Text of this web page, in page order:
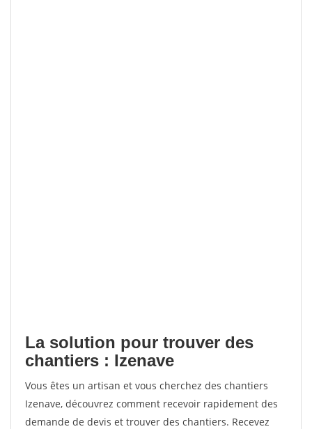
La solution pour trouver des
chantiers : Izenave
Vous êtes un artisan et vous cherchez des chantiers
Izenave, découvrez comment recevoir rapidement des
demande de devis et trouver des chantiers. Recevez